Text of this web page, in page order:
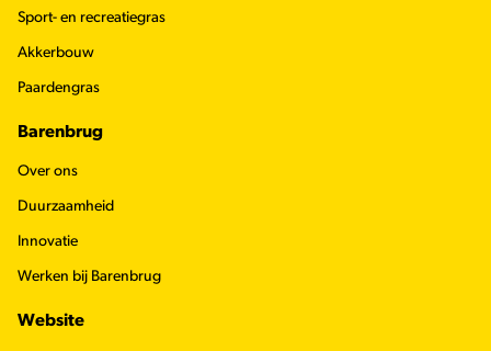
Sport- en recreatiegras
Akkerbouw
Paardengras
Barenbrug
Over ons
Duurzaamheid
Innovatie
Werken bij Barenbrug
Website